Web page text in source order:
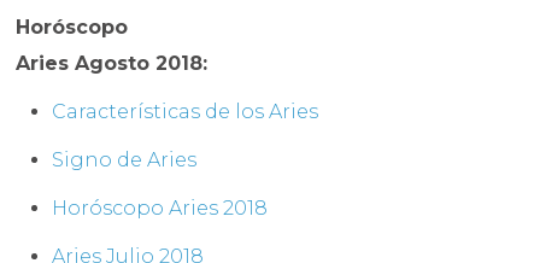
Horóscopo
Aries Agosto 2018:
Características de los Aries
Signo de Aries
Horóscopo Aries 2018
Aries Julio 2018